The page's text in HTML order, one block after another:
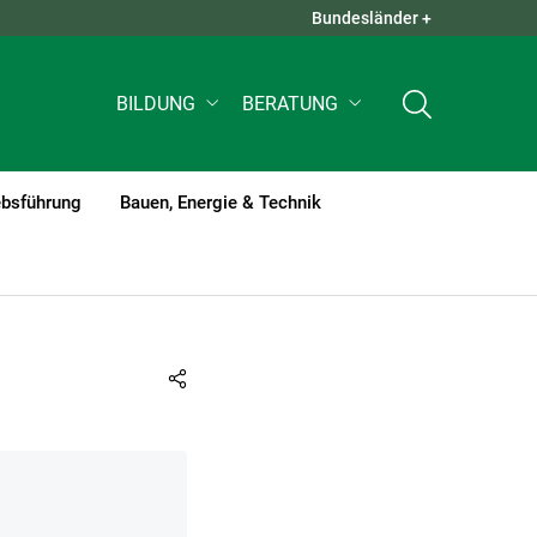
QUICK LINKS +
Bundesländer +
BILDUNG BERATUNG
Bauen, Energie & Technik